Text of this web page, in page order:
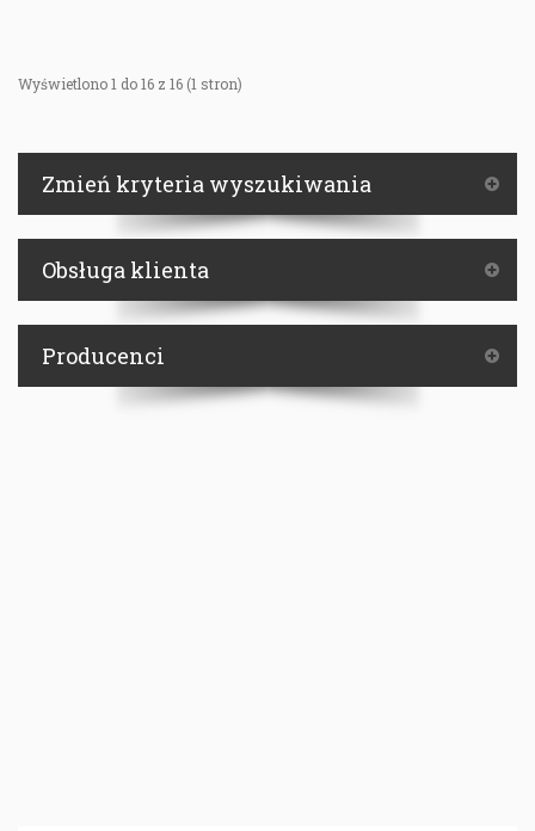
Wyświetlono 1 do 16 z 16 (1 stron)
Zmień kryteria wyszukiwania
Obsługa klienta
Producenci